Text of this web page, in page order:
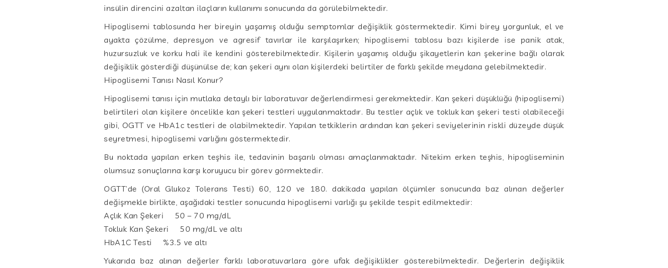
insülin direncini azaltan ilaçların kullanımı sonucunda da görülebilmektedir.
Hipoglisemi tablosunda her bireyin yaşamış olduğu semptomlar değişiklik göstermektedir. Kimi birey yorgunluk, el ve
ayakta çözülme, depresyon ve agresif tavırlar ile karşılaşırken; hipoglisemi tablosu bazı kişilerde ise panik atak,
huzursuzluk ve korku hali ile kendini gösterebilmektedir. Kişilerin yaşamış olduğu şikayetlerin kan şekerine bağlı olarak
değişiklik gösterdiği düşünülse de; kan şekeri aynı olan kişilerdeki belirtiler de farklı şekilde meydana gelebilmektedir.
Hipoglisemi Tanısı Nasıl Konur?
Hipoglisemi tanısı için mutlaka detaylı bir laboratuvar değerlendirmesi gerekmektedir. Kan şekeri düşüklüğü (hipoglisemi)
belirtileri olan kişilere öncelikle kan şekeri testleri uygulanmaktadır. Bu testler açlık ve tokluk kan şekeri testi olabileceği
gibi, OGTT ve HbA1c testleri de olabilmektedir. Yapılan tetkiklerin ardından kan şekeri seviyelerinin riskli düzeyde düşük
seyretmesi, hipoglisemi varlığını göstermektedir.
Bu noktada yapılan erken teşhis ile, tedavinin başarılı olması amaçlanmaktadır. Nitekim erken teşhis, hipogliseminin
olumsuz sonuçlarına karşı koruyucu bir görev görmektedir.
OGTT’de (Oral Glukoz Tolerans Testi) 60, 120 ve 180. dakikada yapılan ölçümler sonucunda baz alınan değerler
değişmekle birlikte, aşağıdaki testler sonucunda hipoglisemi varlığı şu şekilde tespit edilmektedir:
Açlık Kan Şekeri 50 – 70 mg/dL
Tokluk Kan Şekeri 50 mg/dL ve altı
HbA1C Testi %3.5 ve altı
Yukarıda baz alınan değerler farklı laboratuvarlara göre ufak değişiklikler gösterebilmektedir. Değerlerin değişiklik